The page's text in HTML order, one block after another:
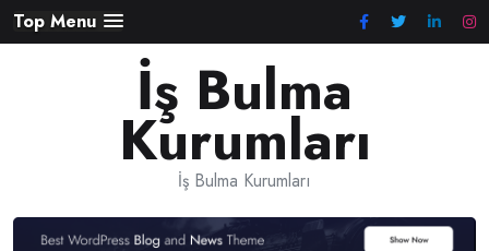
Skip
to
Top Menu
İş Bulma
Kurumları
İş Bulma Kurumları